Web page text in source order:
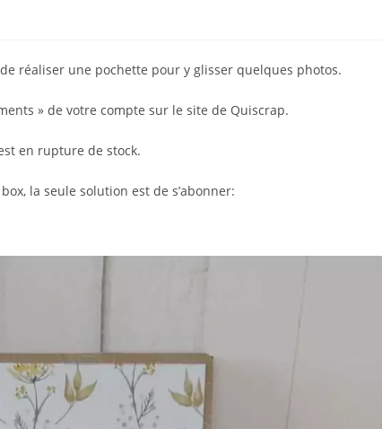
réaliser une pochette pour y glisser quelques photos.
» de votre compte sur le site de Quiscrap.
en rupture de stock.
la seule solution est de s’abonner: